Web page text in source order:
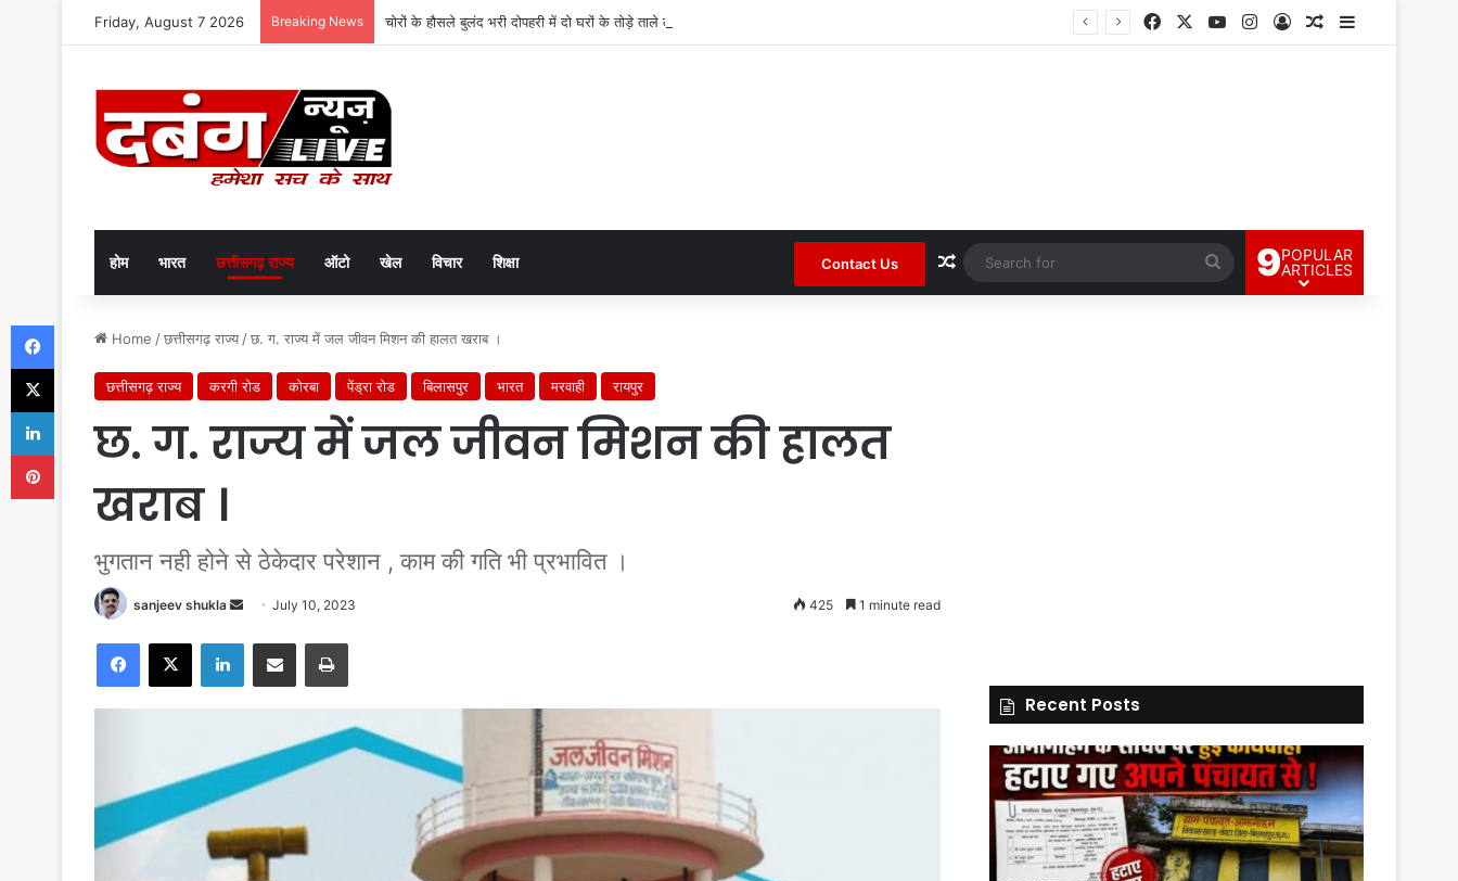
Friday, August 7 2026 Breaking News चोरों के हौसले बुलंद भरी दोपहरी में दो घरों के तोड़े ताले लाखों की नगदी ले भागे । FacebookYouTubeInstagram
Log InRandom Article
Sidebar
होम भारत छत्तीसगढ़ राज्य ऑटो खेल विचार शिक्षा Contact Us Random Article
Search
for
9POPULAR
ARTICLES
Home /छत्तीसगढ़ राज्य /छ. ग. राज्य में जल जीवन मिशन की हालत खराब ।
छत्तीसगढ़ राज्य करगी रोड कोरबा पेंड्रा रोड बिलासपुर भारत मरवाही रायपुर
छ. ग. राज्य में जल जीवन मिशन की हालत
खराब ।
भुगतान नही होने से ठेकेदार परेशान , काम की गति भी प्रभावित ।
sanjeev shukla
Send
email
July 10, 2023 425 1 minute read
Facebook
X LinkedInShare via Email Print
Recent Posts
Facebook
X
LinkedIn
Pinterest